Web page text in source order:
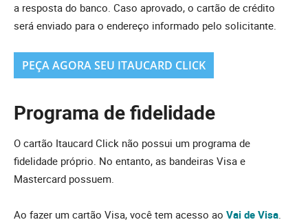
a resposta do banco. Caso aprovado, o cartão de crédito
será enviado para o endereço informado pelo solicitante.
PEÇA AGORA SEU ITAUCARD CLICK
Programa de fidelidade
O cartão Itaucard Click não possui um programa de
fidelidade próprio. No entanto, as bandeiras Visa e
Mastercard possuem.
Ao fazer um cartão Visa, você tem acesso ao Vai de Visa